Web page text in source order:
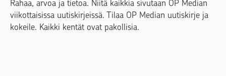
Rahaa, arvoa ja tietoa. Niitä kaikkia sivutaan OP Median
viikottaisissa uutiskirjeissä. Tilaa OP Median uutiskirje ja
kokeile. Kaikki kentät ovat pakollisia.